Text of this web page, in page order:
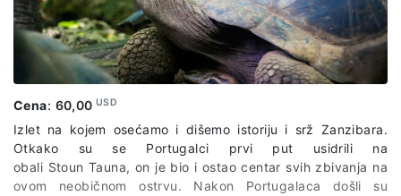
Cena: 60,00USD
Izlet na kojem osećamo i dišemo istoriju i srž Zanzibara.
Otkako su se Portugalci prvi put usidrili na
obali Stoun Tauna, on je bio i ostao centar svih zbivanja na
ovom neobičnom ostrvu. Nakon Portugalaca došli su